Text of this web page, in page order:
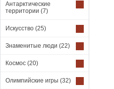
Антарктические
территории (7)
Искусство (25)
Знаменитые люди (22)
Космос (20)
Олимпийские игры (32)